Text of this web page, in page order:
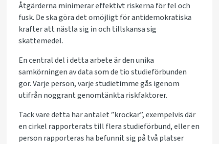
Åtgärderna minimerar effektivt riskerna för fel och
fusk. De ska göra det omöjligt för antidemokratiska
krafter att nästla sig in och tillskansa sig
skattemedel.
En central del i detta arbete är den unika
samkörningen av data som de tio studieförbunden
gör. Varje person, varje studietimme gås igenom
utifrån noggrant genomtänkta riskfaktorer.
Tack vare detta har antalet ”krockar”, exempelvis där
en cirkel rapporterats till flera studieförbund, eller en
person rapporteras ha befunnit sig på två platser